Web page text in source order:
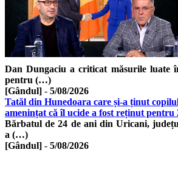
Dan Dungaciu a criticat măsurile luate
pentru (…)
[Gândul] - 5/08/2026
Tatăl din Hunedoara care și-a ținut
amenințat că îl ucide a fost reținut pentru
Bărbatul de 24 de ani din Uricani,
a (…)
[Gândul] - 5/08/2026